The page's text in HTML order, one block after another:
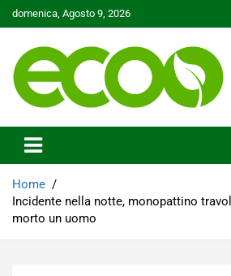
Skip
to
domenica, Agosto 9, 2026
Ecoo.it
Home
Incidente nella notte, monopattino
morto un uomo